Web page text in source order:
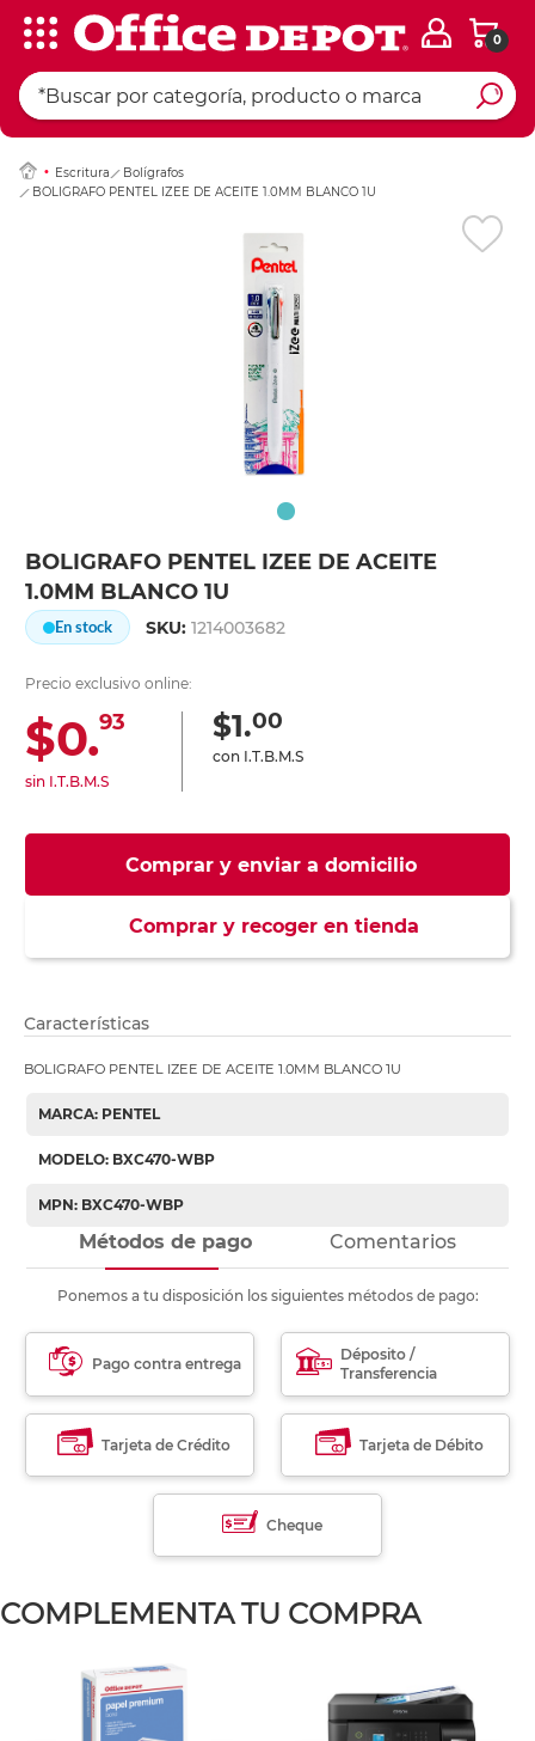
0
Escritura
Bolígrafos
BOLIGRAFO PENTEL IZEE DE ACEITE 1.0MM BLANCO 1U
BOLIGRAFO PENTEL IZEE DE ACEITE
1.0MM BLANCO 1U
En stock SKU:1214003682
Precio exclusivo online:
$0.93
sin I.T.B.M.S
$1.00
con I.T.B.M.S
Comprar y enviar a domicilio
Comprar y recoger en tienda
Ingresar Codigo
Características
BOLIGRAFO PENTEL IZEE DE ACEITE 1.0MM BLANCO 1U
MARCA: PENTEL
MODELO: BXC470-WBP
MPN: BXC470-WBP
Métodos de pago Comentarios
Ponemos a tu disposición los siguientes métodos de pago:
Pago contra entrega
Déposito /
Transferencia
Tarjeta de Crédito Tarjeta de Débito
Cheque
COMPLEMENTA TU COMPRA